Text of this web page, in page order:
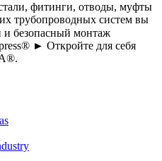
фитинги, отводы, муфты
трубопроводных систем вы
и безопасный монтаж
► Откройте для себя